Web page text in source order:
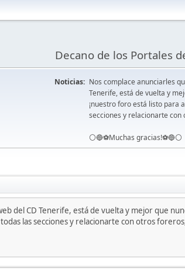
Decano de los Portales
Noticias: Nos complace anunciarles
Tenerife, está de vuelta y
¡nuestro foro está listo para
secciones y relacionarte
⚪️🔵⚽️Muchas gracias!⚽️🔵⚪️
del CD Tenerife, está de vuelta y mejor que
las secciones y relacionarte con otros